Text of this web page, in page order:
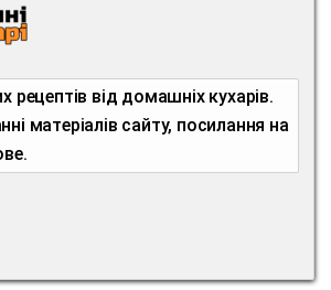
рецептів від домашніх кухарів.
матеріалів сайту, посилання на